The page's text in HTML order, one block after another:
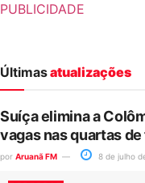
PUBLICIDADE
Últimasatualizações
Suíça elimina a
vagas nas quartas
por Aruanã FM 8 de julho